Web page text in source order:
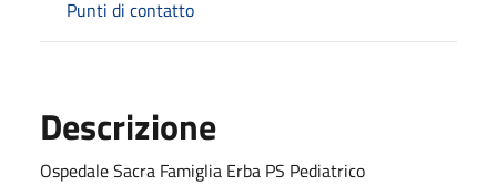
Punti di contatto
Descrizione
Ospedale Sacra Famiglia Erba PS Pediatrico